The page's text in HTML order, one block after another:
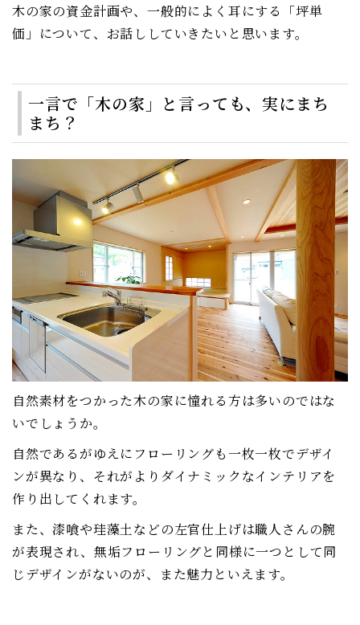
木の家の資金計画や、一般的によく耳にする「坪単
価」について、お話ししていきたいと思います。
一言で「木の家」と言っても、実にまち
まち？
自然素材をつかった木の家に憧れる方は多いのではな
いでしょうか。
自然であるがゆえにフローリングも一枚一枚でデザイ
ンが異なり、それがよりダイナミックなインテリアを
作り出してくれます。
また、漆喰や珪藻土などの左官仕上げは職人さんの腕
が表現され、無垢フローリングと同様に一つとして同
じデザインがないのが、また魅力といえます。